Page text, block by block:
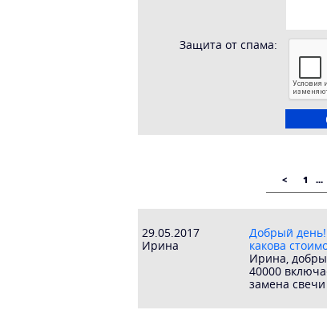
Защита от спама:
< 1 ...
29.05.2017
Ирина
Добрый
какова
Ирина,
40000
замена